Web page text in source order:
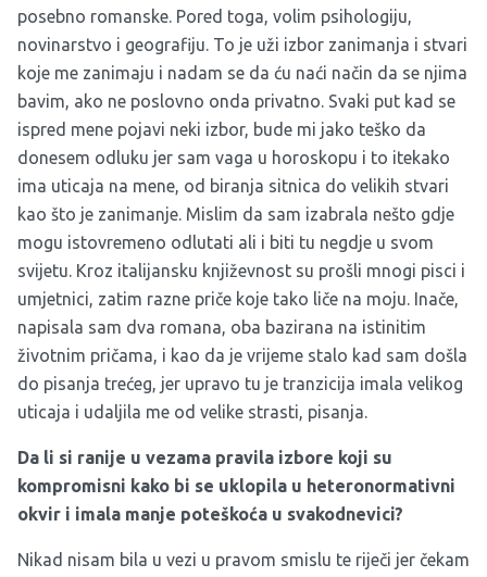
posebno romanske. Pored toga, volim psihologiju,
novinarstvo i geografiju. To je uži izbor zanimanja i stvari
koje me zanimaju i nadam se da ću naći način da se njima
bavim, ako ne poslovno onda privatno. Svaki put kad se
ispred mene pojavi neki izbor, bude mi jako teško da
donesem odluku jer sam vaga u horoskopu i to itekako
ima uticaja na mene, od biranja sitnica do velikih stvari
kao što je zanimanje. Mislim da sam izabrala nešto gdje
mogu istovremeno odlutati ali i biti tu negdje u svom
svijetu. Kroz italijansku književnost su prošli mnogi pisci i
umjetnici, zatim razne priče koje tako liče na moju. Inače,
napisala sam dva romana, oba bazirana na istinitim
životnim pričama, i kao da je vrijeme stalo kad sam došla
do pisanja trećeg, jer upravo tu je tranzicija imala velikog
uticaja i udaljila me od velike strasti, pisanja.
Da li si ranije u vezama pravila izbore koji su
kompromisni kako bi se uklopila u heteronormativni
okvir i imala manje poteškoća u svakodnevici?
Nikad nisam bila u vezi u pravom smislu te riječi jer čekam